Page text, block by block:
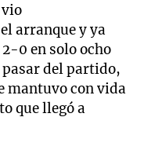
vio
arranque y ya
0 en solo ocho
del partido,
mantuvo con vida
que llegó a